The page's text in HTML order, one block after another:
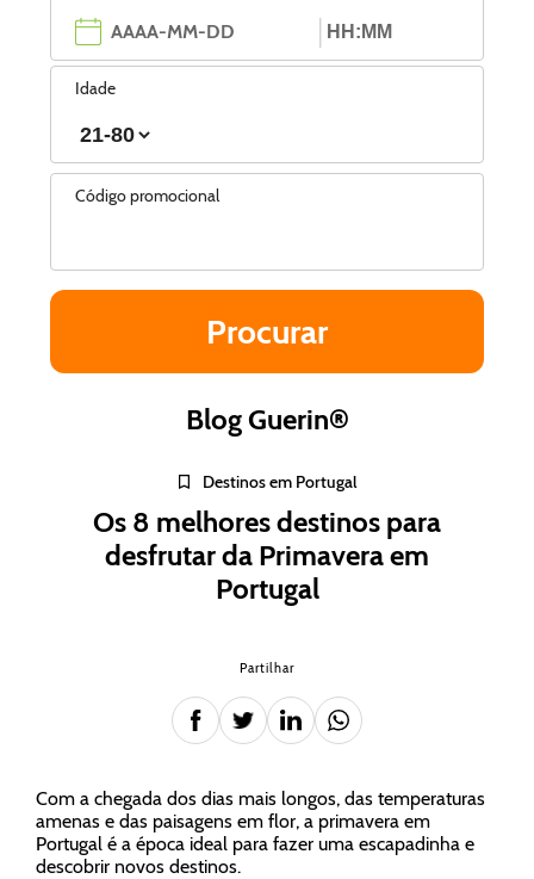
Idade
Código promocional
Blog Guerin®
Destinos em Portugal
Os 8 melhores destinos para
desfrutar da Primavera em
Portugal
Partilhar
Com a chegada dos dias mais longos, das temperaturas
amenas e das paisagens em flor, a primavera em
Portugal é a época ideal para fazer uma escapadinha e
descobrir novos destinos.